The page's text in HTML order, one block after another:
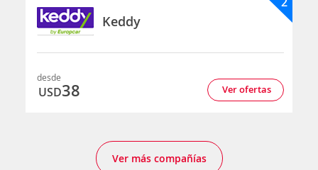
Keddy
desde
USD38 Ver ofertas
Ver más compañías